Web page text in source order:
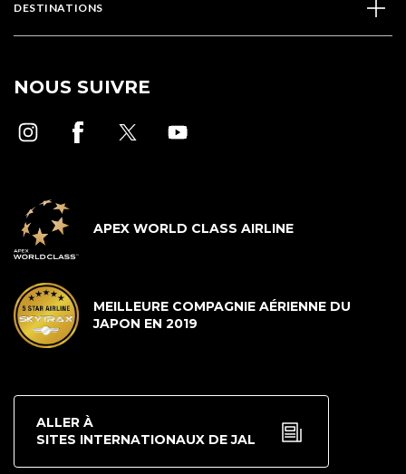
DESTINATIONS
NOUS SUIVRE
APEX WORLD CLASS AIRLINE
MEILLEURE COMPAGNIE AÉRIENNE DU
JAPON EN 2019
ALLER À
SITES INTERNATIONAUX DE JAL